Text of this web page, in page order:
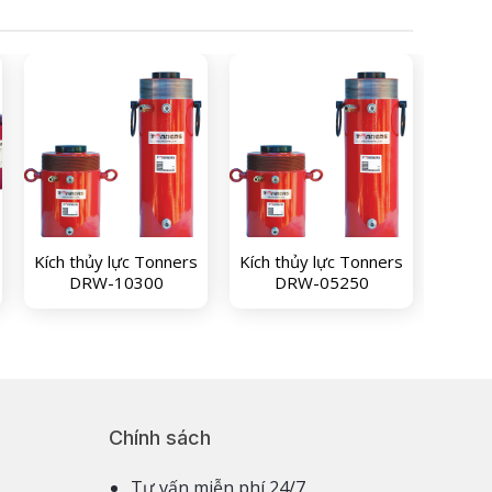
Kích thủy lực Tonners
DRW-10300
Kích thủy lực Tonners
DRW-05250
Chính sách